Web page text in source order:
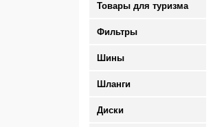
Товары для туризма
Фильтры
Шины
Шланги
Диски